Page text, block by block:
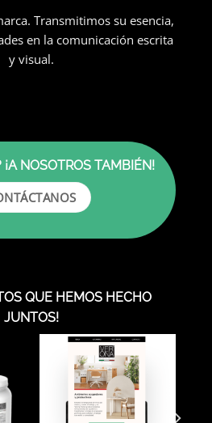
Transmitimos su esencia,
en la comunicación escrita
y visual.
NOSOTROS TAMBIÉN!
QUE HEMOS HECHO
JUNTOS!